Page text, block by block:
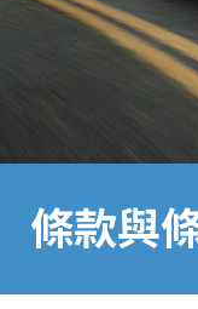
條款與